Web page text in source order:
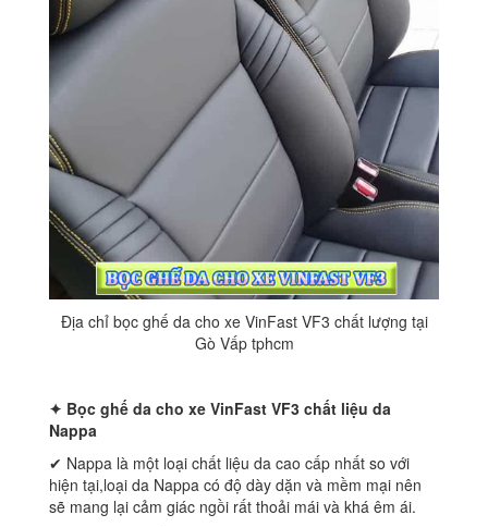
Địa chỉ bọc ghế da cho xe VinFast VF3 chất lượng tại
Gò Vấp tphcm
✦ Bọc ghế da cho xe VinFast VF3 chất liệu da
Nappa
✔ Nappa là một loại chất liệu da cao cấp nhất so với
hiện tại,loại da Nappa có độ dày dặn và mềm mại nên
sẽ mang lại cảm giác ngồi rất thoải mái và khá êm ái.